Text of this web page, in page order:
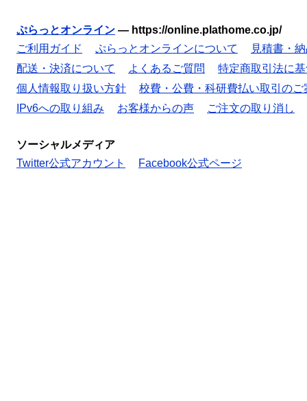
ぷらっとオンライン — https://online.plathome.co.jp/
ご利用ガイド
ぷらっとオンラインについて
見積書・
配送・決済について
よくあるご質問
特定商取引法に
個人情報取り扱い方針
校費・公費・科研費払い取引のご
IPv6への取り組み
お客様からの声 ご注文の取り消し
ソーシャルメディア
Twitter公式アカウント
Facebook公式ページ